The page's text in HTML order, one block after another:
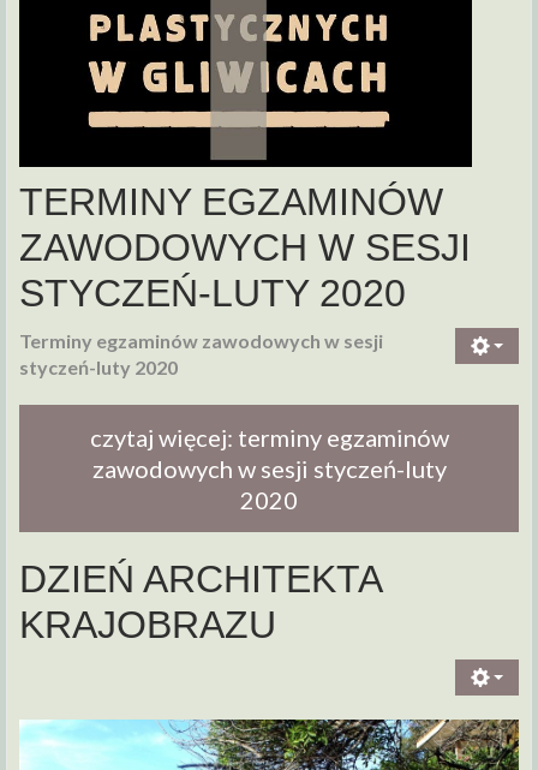
TERMINY EGZAMINÓW
ZAWODOWYCH W SESJI
STYCZEŃ-LUTY 2020
Terminy egzaminów zawodowych w sesji
styczeń-luty 2020
czytaj więcej: terminy egzaminów
zawodowych w sesji styczeń-luty
2020
DZIEŃ ARCHITEKTA
KRAJOBRAZU